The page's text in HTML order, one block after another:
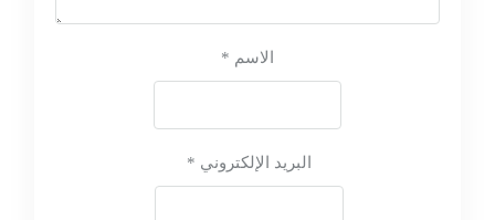
الاسم *
البريد الإلكتروني *